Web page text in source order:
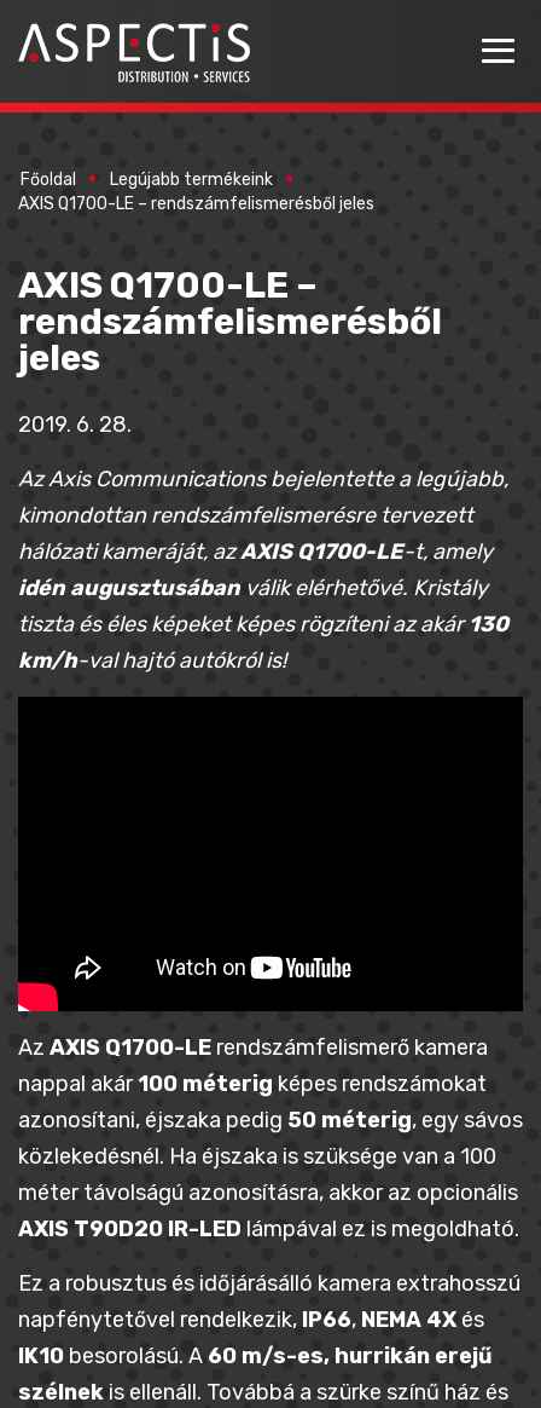
Főoldal
Legújabb termékeink
AXIS Q1700-LE – rendszámfelismerésből jeles
AXIS Q1700-LE –
rendszámfelismerésből
jeles
2019. 6. 28.
Az Axis Communications bejelentette a legújabb,
kimondottan rendszámfelismerésre tervezett
hálózati kameráját, azAXIS Q1700-LE-t, amely
idén augusztusábanválik elérhetővé. Kristály
tiszta és éles képeket képes rögzíteni az akár130
km/h-val hajtó autókról is!
Az AXIS Q1700-LE rendszámfelismerő kamera
nappal akár100 méterig képes rendszámokat
azonosítani, éjszaka pedig 50 méterig, egy sávos
közlekedésnél. Ha éjszaka is szüksége van a 100
méter távolságú azonosításra, akkor az opcionális
AXIS T90D20 IR-LED lámpával ez is megoldható.
Ez a robusztus és időjárásálló kamera extrahosszú
napfénytetővel rendelkezik, IP66, NEMA 4Xés
IK10 besorolású. A 60 m/s-es, hurrikán erejű
szélnek is ellenáll. Továbbá a szürke színű ház és